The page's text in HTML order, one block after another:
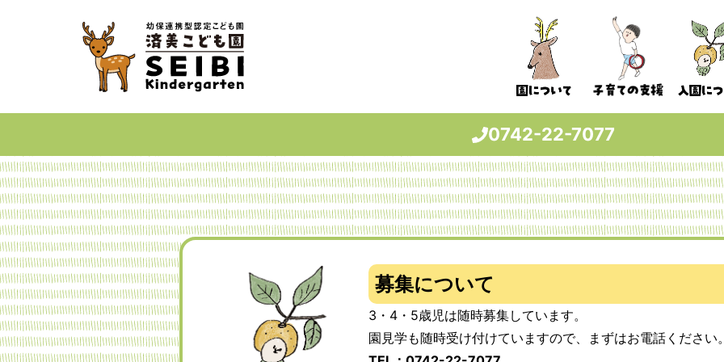
0742-22-7077
募集について
3・4・5歳児は随時募集しています。
園見学も随時受け付けていますので、まずはお電話ください